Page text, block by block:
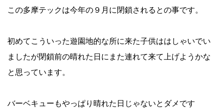
この多摩テックは今年の９月に閉鎖されるとの事です。
初めてこういった遊園地的な所に来た子供ははしゃいでい
ましたが閉鎖前の晴れた日にまた連れて来て上げようかな
と思っています。
バーベキューもやっぱり晴れた日じゃないとダメです